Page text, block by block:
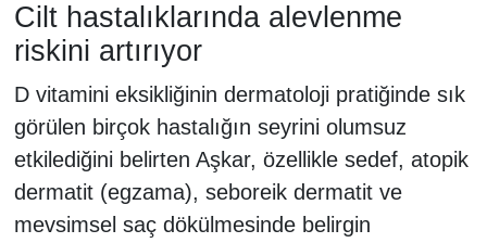
Cilt hastalıklarında alevlenme
riskini artırıyor
D vitamini eksikliğinin dermatoloji pratiğinde sık
görülen birçok hastalığın seyrini olumsuz
etkilediğini belirten Aşkar, özellikle sedef, atopik
dermatit (egzama), seboreik dermatit ve
mevsimsel saç dökülmesinde belirgin